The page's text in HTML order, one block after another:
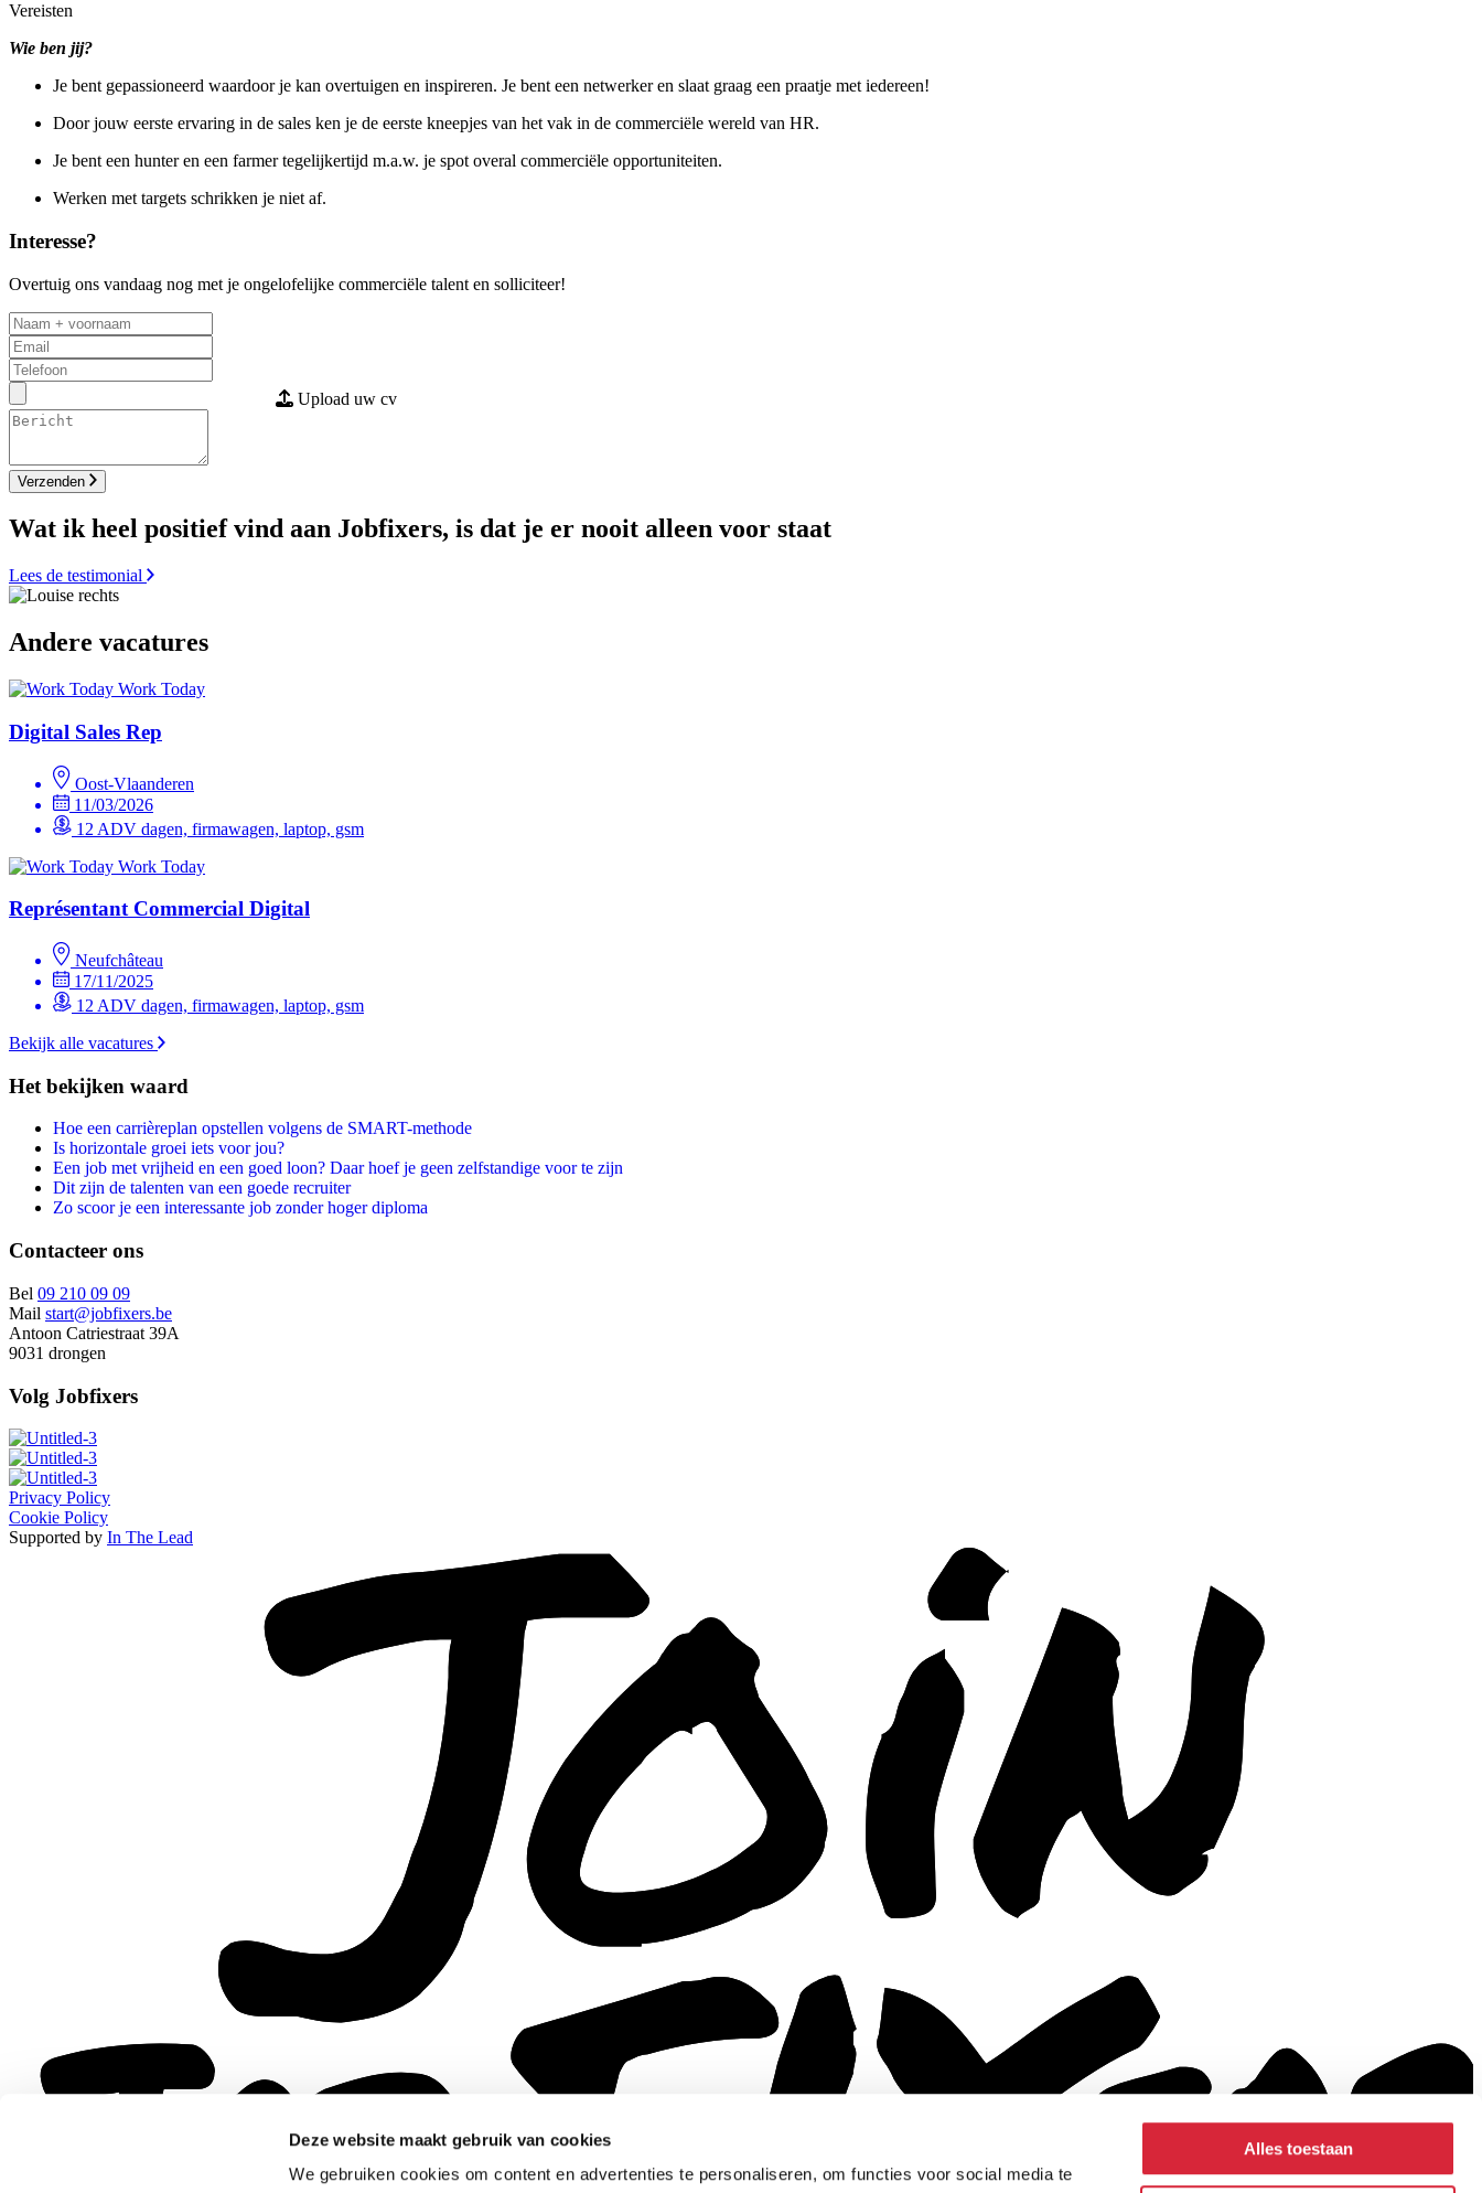
Deze website maakt gebruik van cookies
We gebruiken cookies om content en advertenties te personaliseren, om functies voor social media te
Alles toestaan
Vereisten
Wie ben jij?
Je bent gepassioneerd waardoor je kan overtuigen en inspireren. Je bent een netwerker en slaat graag een praatje met iedereen!
Door jouw eerste ervaring in de sales ken je de eerste kneepjes van het vak in de commerciële wereld van HR.
Je bent een hunter en een farmer tegelijkertijd m.a.w. je spot overal commerciële opportuniteiten.
Werken met targets schrikken je niet af.
Interesse?
Overtuig ons vandaag nog met je ongelofelijke commerciële talent en solliciteer!
Upload uw cv
Verzenden
Wat ik heel positief vind aan Jobfixers, is dat je er nooit alleen voor staat
Lees de testimonial
Andere vacatures
Work Today
Digital Sales Rep
Oost-Vlaanderen
11/03/2026
12 ADV dagen, firmawagen, laptop, gsm
Work Today
Représentant Commercial Digital
Neufchâteau
17/11/2025
12 ADV dagen, firmawagen, laptop, gsm
Bekijk alle vacatures
Het bekijken waard
Hoe een carrièreplan opstellen volgens de SMART-methode
Is horizontale groei iets voor jou?
Een job met vrijheid en een goed loon? Daar hoef je geen zelfstandige voor te zijn
Dit zijn de talenten van een goede recruiter
Zo scoor je een interessante job zonder hoger diploma
Contacteer ons
Bel 09 210 09 09
Mail start@jobfixers.be
Antoon Catriestraat 39A
9031 drongen
Volg Jobfixers
Privacy Policy
Cookie Policy
Supported by In The Lead